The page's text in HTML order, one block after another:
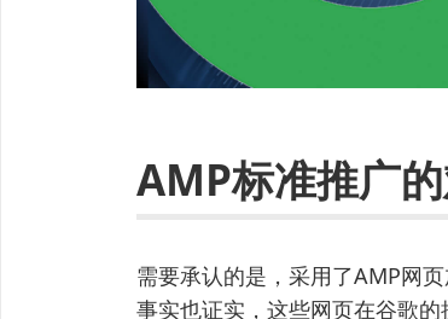
AMP标准推广
需要承认的是，采用了AMP网
事实也证实，这些网页在谷歌